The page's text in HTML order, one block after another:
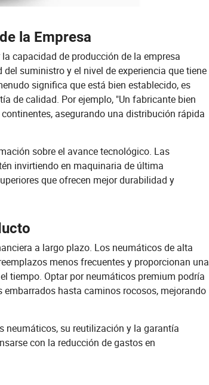
la Empresa
capacidad de producción de la empresa
suministro y el nivel de experiencia que tiene
significa que está bien establecido, es
de calidad. Por ejemplo, "Un fabricante bien
asegurando una distribución rápida
sobre el avance tecnológico. Las
invirtiendo en maquinaria de última
que ofrecen mejor durabilidad y
a largo plazo. Los neumáticos de alta
menos frecuentes y proporcionan una
tiempo. Optar por neumáticos premium podría
hasta caminos rocosos, mejorando
neumáticos, su reutilización y la garantía
con la reducción de gastos en